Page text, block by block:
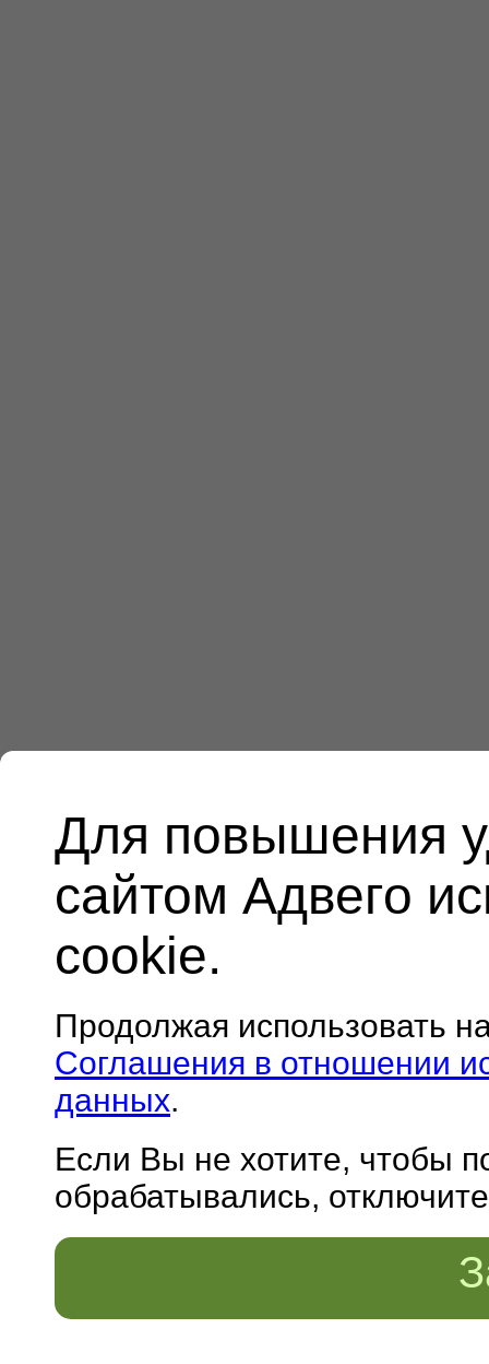
Для повышения
сайтом Адвего
cookie.
Продолжая использовать
Соглашения в отношении
данных.
Если Вы не хотите, чтобы
обрабатывались,